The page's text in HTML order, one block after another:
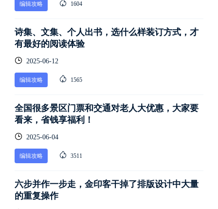
编辑攻略 1604
诗集、文集、个人出书，选什么样装订方式，才
有最好的阅读体验
2025-06-12
编辑攻略 1565
全国很多景区门票和交通对老人大优惠，大家要
看来，省钱享福利！
2025-06-04
编辑攻略 3511
六步并作一步走，金印客干掉了排版设计中大量
的重复操作